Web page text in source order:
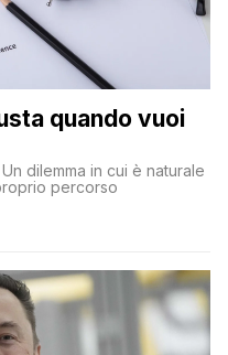
quando vuoi
dilemma in cui è naturale
percorso